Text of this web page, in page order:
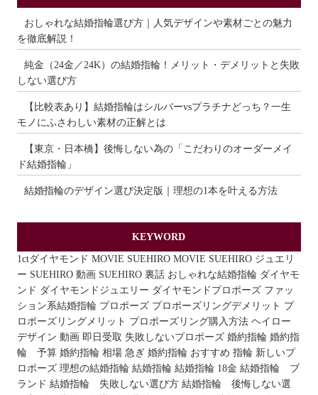
おしゃれな結婚指輪選び方｜人気デザインや素材ごとの魅力
を徹底解説！
純金（24金／24K）の結婚指輪！メリット・デメリットと失敗
しない選び方
【比較表あり】結婚指輪はシルバーvsプラチナどっち？一生
モノにふさわしい素材の正解とは
【東京・日本橋】後悔しない為の「こだわりのオーダーメイ
ド結婚指輪」
結婚指輪のデザイン選び決定版｜理想の1本を叶える方法
KEYWORD
1ctダイヤモンド MOVIE SUEHIRO MOVIE SUEHIRO ジュエリ
ー SUEHIRO 動画 SUEHIRO 裏話 おしゃれな結婚指輪 ダイヤモ
ンド ダイヤモンドジュエリー ダイヤモンドプロポーズ ファッ
ション系結婚指輪 プロポーズ プロポーズリングデメリット プ
ロポーズリングメリット プロポーズリング購入方法 ヘイロー
デザイン 動画 即日受取 失敗しないプロポーズ 婚約指輪 婚約指
輪 予算 婚約指輪 相場 急ぎ 婚約指輪 おすすめ 指輪 新しいプ
ロポーズ 理想の結婚指輪 結婚指輪 結婚指輪 18金 結婚指輪 ブ
ランド 結婚指輪 失敗しない選び方 結婚指輪 後悔しない選